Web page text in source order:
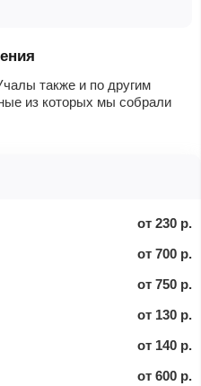
также и по другим
из которых мы собрали
от 230 р.
от 700 р.
от 750 р.
от 130 р.
от 140 р.
от 600 р.